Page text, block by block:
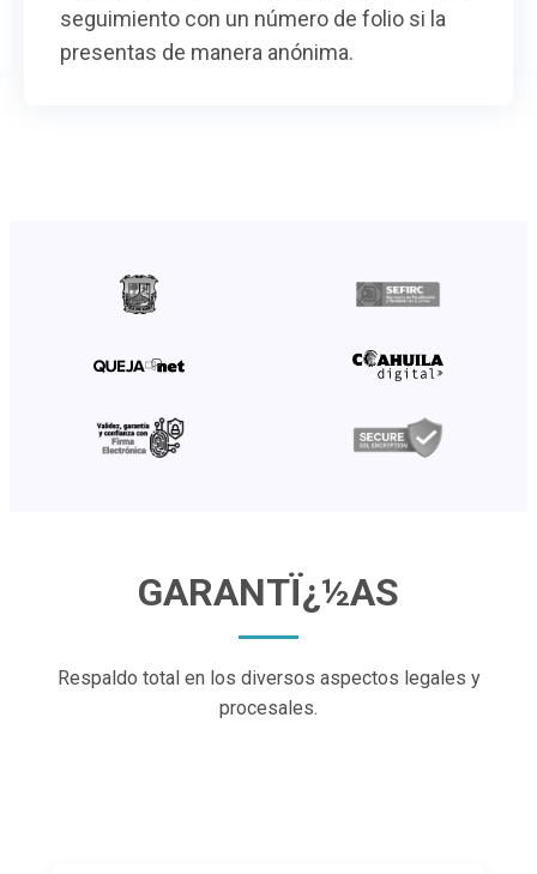
seguimiento con un número de folio si la
presentas de manera anónima.
GARANTÏ¿½AS
Respaldo total en los diversos aspectos legales y
procesales.